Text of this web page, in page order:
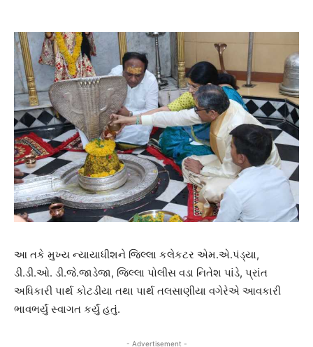
આ તકે મુખ્ય ન્યાયાધીશને જિલ્લા કલેકટર એમ.એ.પંડ્યા,
ડી.ડી.ઓ. ડી.જે.જાડેજા, જિલ્લા પોલીસ વડા નિતેશ પાંડે, પ્રાંત
અધિકારી પાર્થ કોટડીયા તથા પાર્થ તલસાણીયા વગેરેએ આવકારી
ભાવભર્યું સ્વાગત કર્યું હતું.
- Advertisement -